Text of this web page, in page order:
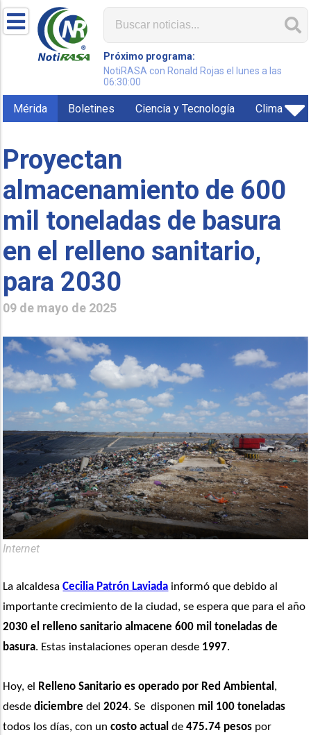
Próximo programa:
NotiRASA con Ronald Rojas el lunes a las
06:30:00
Mérida Boletines Ciencia y Tecnología Clima
Proyectan
almacenamiento de 600
mil toneladas de basura
en el relleno sanitario,
para 2030
09 de mayo de 2025
Internet
La alcaldesa Cecilia Patrón Laviada informó que debido al
2030 el relleno sanitario almacene 600 mil toneladas de
basura. Estas instalaciones operan desde 1997.
Hoy, el Relleno Sanitario es operado por Red Ambiental,
desde diciembre del 2024. Se  disponen mil 100 toneladas
todos los días, con un costo actual de 475.74 pesos por